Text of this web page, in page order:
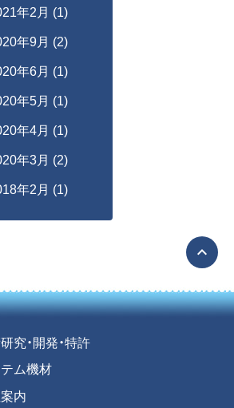
年2月 (1)
年9月 (2)
年6月 (1)
年5月 (1)
年4月 (1)
年3月 (2)
年2月 (1)
expand_less
究・開発・特許
ム機材
内